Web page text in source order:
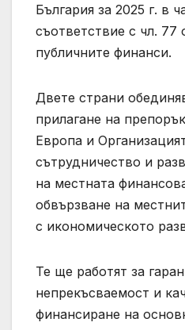
България за 2025 г. в
съответствие с чл. 77
публичните финанси.
Двете страни
прилагане на
Европа и
сътрудничество и
на местната
обвързване на
с икономическото
Те ще работят за
непрекъсваемост и
финансиране на